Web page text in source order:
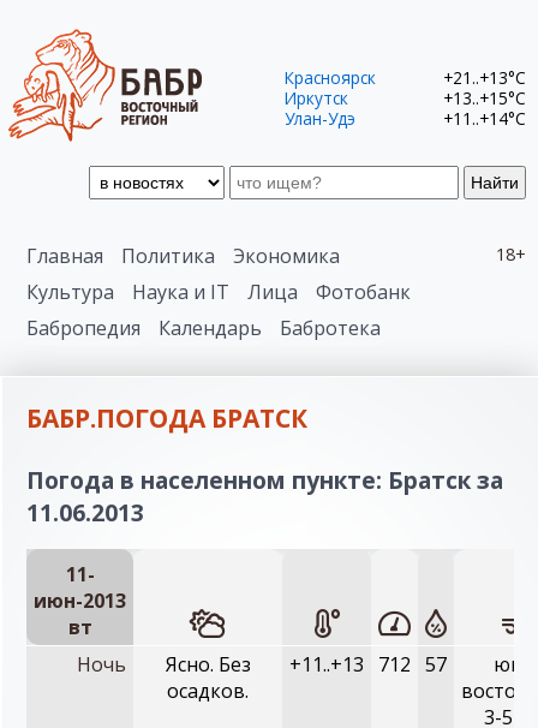
Найти
Красноярск
+21..+13°C
Иркутск
+13..+15°C
Улан-Удэ
+11..+14°C
18+
Главная Политика
Экономика
Культура
Наука и IT Лица
Фотобанк
Бабропедия
Календарь Бабротека
БАБР.ПОГОДА БРАТСК
Погода в населенном пункте: Братск за
11.06.2013
11-
июн-2013
вт
Ночь
Ясно. Без
осадков.
+11..+13 712 57
юго-
3-5